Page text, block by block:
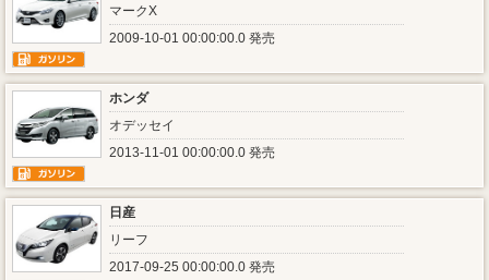
マークX
2009-10-01 00:00:00.0 発売
ホンダ
オデッセイ
2013-11-01 00:00:00.0 発売
日産
リーフ
2017-09-25 00:00:00.0 発売